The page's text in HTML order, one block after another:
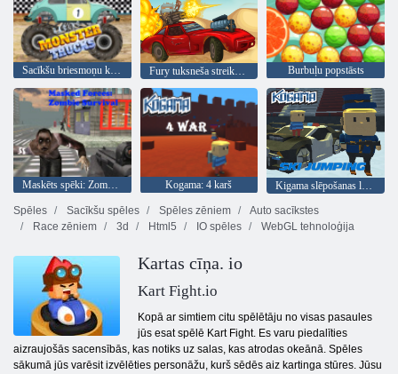
Sacīkšu briesmoņu kravas automašīnas Fury tuksneša streika ceļš Burbuļu popstāsts
Kogama: 4 karš
Kigama slēpošanas lekt!
Spēles
Sacīkšu spēles Spēles zēniem
Auto sacīkstes
Race zēniem
3d Html5 IO spēles WebGL tehnoloģija
Kartas cīņa. io
Kart Fight.io
Kopā ar simtiem citu spēlētāju no visas pasaules
jūs esat spēlē Kart Fight. Es varu piedalīties
aizraujošās sacensībās, kas notiks uz salas, kas atrodas okeānā. Spēles
sākumā jūs varēsit izvēlēties personāžu, kurš sēdēs aiz kartinga stūres. Jūsu